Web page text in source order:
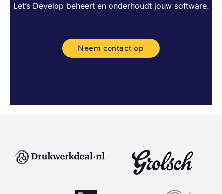
Let’s Develop beheert en onderhoudt jouw software.
Neem contact op